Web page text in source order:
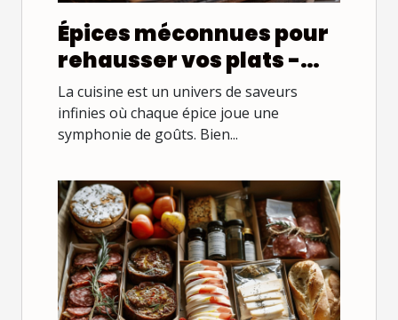
Épices méconnues pour
rehausser vos plats -
Découverte et
associations culinaires
La cuisine est un univers de saveurs
infinies où chaque épice joue une
symphonie de goûts. Bien...